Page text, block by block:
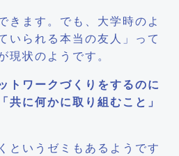
きます。でも、大学時のよ
いられる本当の友人」って
現状のようです。
トワークづくりをするのに
共に何かに取り組むこと」
というゼミもあるようです